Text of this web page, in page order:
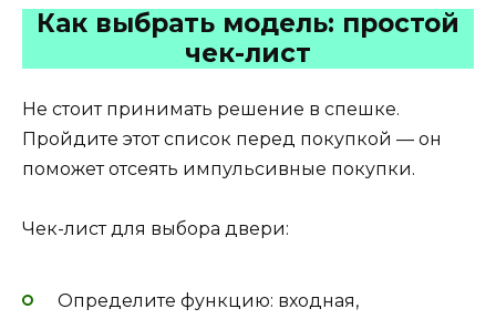
Как выбрать модель: простой
чек-лист
Не стоит принимать решение в спешке.
Пройдите этот список перед покупкой — он
поможет отсеять импульсивные покупки.
Чек-лист для выбора двери:
Определите функцию: входная,